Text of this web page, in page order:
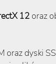
12 oraz
oraz dyski